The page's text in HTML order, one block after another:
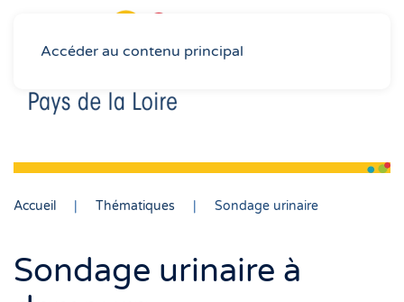
Accéder au contenu principal
Accueil Thématiques Sondage urinaire
Sondage urinaire à